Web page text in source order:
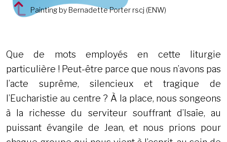
Painting by Bernadette Porter rscj (ENW)
Que de mots employés en cette liturgie
particulière ! Peut-être parce que nous n’avons pas
l’acte suprême, silencieux et tragique de
l’Eucharistie au centre ? À la place, nous songeons
à la richesse du serviteur souffrant d’Isaïe, au
puissant évangile de Jean, et nous prions pour